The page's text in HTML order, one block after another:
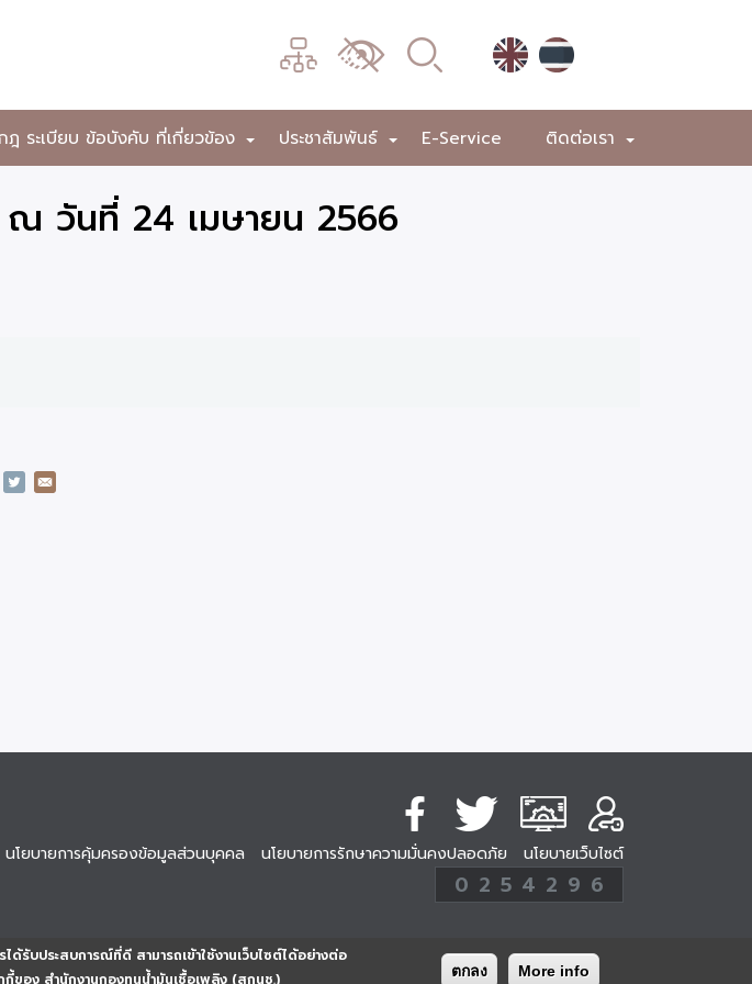
รับประสบการณ์ที่ดี สามารถเข้าใช้งานเว็บไซต์ได้อย่างต่อ
กี้ของ สำนักงานกองทุนน้ำมันเชื้อเพลิง (สกนช.)
ตกลง More info
เมนู
เปลี่ยน
ผล
+
ฎ ระเบียบ ข้อบังคับ ที่เกี่ยวข้อง +
ประชาสัมพันธ์ E-Service +
ติดต่อเรา
วันที่ 24 เมษายน 2566
นโยบายการคุ้มครองข้อมูลส่วนบุคคล นโยบายการรักษาความมั่นคงปลอดภัย นโยบายเว็บไซต์
254296
ครั้ง
0 2 5 4 2 9 6